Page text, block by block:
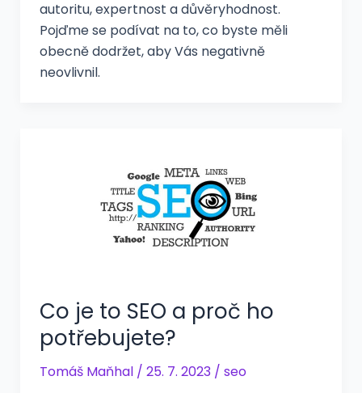
autoritu, expertnost a důvěryhodnost.
Pojďme se podívat na to, co byste měli
obecně dodržet, aby Vás negativně
neovlivnil.
Co je to SEO a proč ho
potřebujete?
Tomáš Maňhal / 25. 7. 2023 / seo